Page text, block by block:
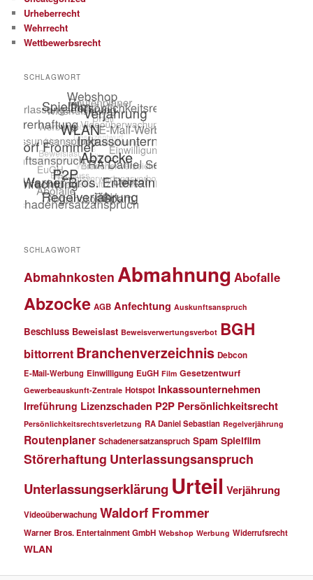
Urheberrecht
Wehrrecht
Wettbewerbsrecht
SCHLAGWORT
SCHLAGWORT
Abmahnkosten Abmahnung Abofalle
Abzocke AGB Anfechtung Auskunftsanspruch
Beschluss Beweislast Beweisverwertungsverbot BGH
bittorrent Branchenverzeichnis Debcon
E-Mail-Werbung Einwilligung EuGH Film Gesetzentwurf
Gewerbeauskunft-Zentrale Hotspot Inkassounternehmen
Irreführung Lizenzschaden P2P Persönlichkeitsrecht
Persönlichkeitsrechtsverletzung RA Daniel Sebastian Regelverjährung
Routenplaner Schadenersatzanspruch Spam Spielfilm
Störerhaftung Unterlassungsanspruch
Unterlassungserklärung Urteil Verjährung
Videoüberwachung Waldorf Frommer
Warner Bros. Entertainment GmbH Webshop Werbung Widerrufsrecht
WLAN